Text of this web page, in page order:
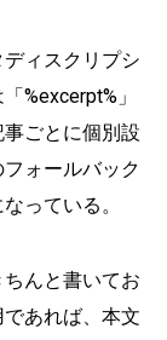
ィスクリプシ
%excerpt%」
事ごとに個別設
ォールバック
っている。
んと書いてお
あれば、本文